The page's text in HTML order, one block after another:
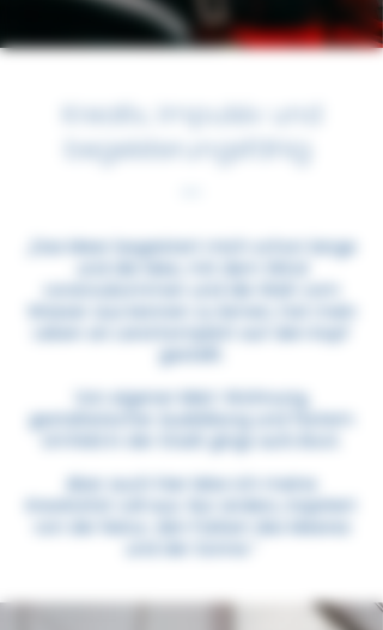
Kreativ, Impulsiv und
begeisterungsfähig
„Das Meer begeistert mich schon lange
voranzukommen und die Welt vom
Von eigener Miet-Wohnung,
gestalterischer Ausbildung und festem
Aber auch hier lebe ich meine
Kreativität voll aus. Nur anders, inspiriert